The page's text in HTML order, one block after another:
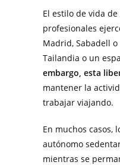
El estilo de vida
profesionales
Madrid, Sabadell
Tailandia o un
embargo, esta
mantener la
trabajar viajando.
En muchos
autónomo
mientras se